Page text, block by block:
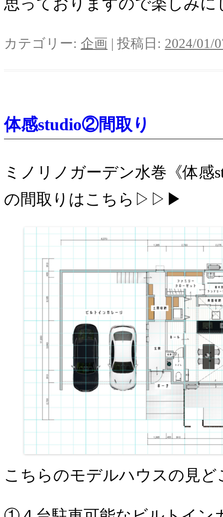
思っておりますので楽しみに
カテゴリー: 企画 | 投稿日: 2024/01/
体感studio②間取り
ミノリノガーデン水巻《体感
の間取りはこちら▷▷▶︎
こちらのモデルハウスの見